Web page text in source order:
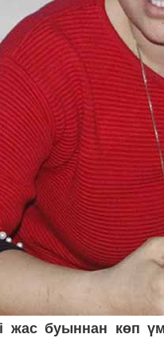
жас буыннан көп